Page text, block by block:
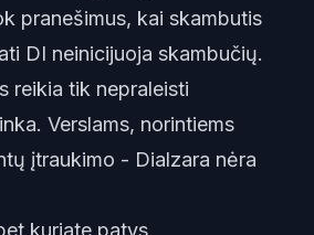
pranešimus, kai skambutis
DI neinicijuoja skambučių.
reikia tik nepraleisti
Verslams, norintiems
įtraukimo - Dialzara nėra
kuriate patys